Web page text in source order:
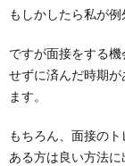
もしかしたら私が例
ですが面接をする
せずに済んだ時期
ます。
もちろん、面接の
ある方は良い方法に